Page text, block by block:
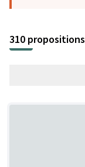
310 propositions